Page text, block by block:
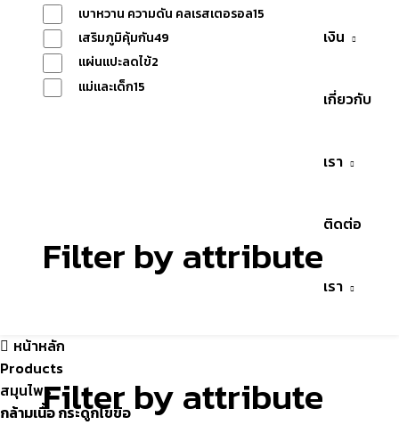
เงิน
เกี่ยวกับ
เรา
ติดต่อ
เรา
หน้าหลัก
Products
สมุนไพร
กล้ามเนื้อ กระดูกไขข้อ
เบาหวาน ความดัน คลเรสเตอรอล15
เสริมภูมิคุ้มกัน49
แผ่นแปะลดไข้2
แม่และเด็ก15
Filter by attribute
Filter by attribute